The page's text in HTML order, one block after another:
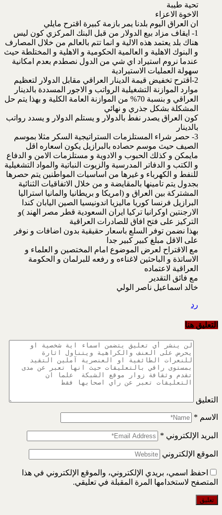
تحية طيبة
الاخوة الاعزاء
ان العراق اليوم بلدنا يمر بازمة كبيرة اقترح مايلي
1- ايقاف مزاد بيع الدولار من قبل البنك المركزي كون ليس
هناك بلد يعتمد هذه الالية و انما تتم بالعالم من خلال المصارف
و البنوك الاهلية و العالمية الحكومية و الاهلية و المختلطة حيث
عندما نروم استيراد اي شي من الدول نصطدم بعدم امكانية
سهولة العمليات الاستيرادية
2-اقترح تخفيض قيمة الدينار العراقي مقابل الدولار لتعظيم
موارد الموازنة التشغيلية الرواتب و الاجور المسددة بالدينار
العراقي و بنسبة 70% من الموازنة العامة الكلية و بهذا يتم حل
المشكلة بشكل جذري و نهائي
كون العراق يصدر نفط بالدولار و يستلم الدولار و يسدد رواتب
بالدينار
3- حصر شراء المستلزمات الستراتيجية السكر مثلا بموسم
الصيف حيث موسم حصاده بالبرازيل يكون اسعاره اقل
مايمكن و كذلك الحبوب و الادوية و مستلزمات الامن و الدفاع
و الكتب و الدفاتر المدرسية والزيوت النباتية والمواد التشغيلية
للنفط و الكهرباء و غيرها من اساسيات المواطنين يتم حصرها
بجدول يتم تامينها بالمقايضة و من خلال الاتفاقيات الثنائية
المشتركة بين العراق و (امريكا و بريطانيا والمانيا استراليا
البرازيل فرنسا كوريا ماليزيا اندونيسيا الصين اليابان كندا
الارجنتين اوكرانيا تركيا ايران السعودية قطر مصر الهند )و
التركيز على فتح افاق للصادرات العراقية
بهذا نضمن توفر السلع باسعار حقيقية بدون اضافات و نوفر
على الاقل مبلغ كبير كبير جدا
مع الاقتراح لعرض الموضوع امام المختصين و العلماء و
الاساتذة و الباحثين لاغناءه و رفعه للبرلمان و الحكومة
العراقية لاعتماده
مع فائق التقدير
خالد اسماعيل ناصر الولي
رد
التعليق هنا
التعليق
الاسم *
البريد الإلكتروني *
الموقع الإلكتروني
احفظ اسمي، بريدي الإلكتروني، والموقع الإلكتروني في هذا
المتصفح لاستخدامها المرة المقبلة في تعليقي.